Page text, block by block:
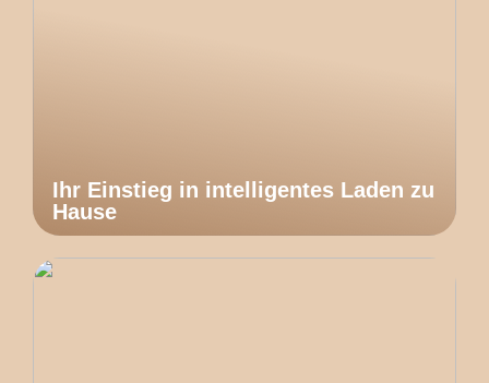
Ihr Einstieg in intelligentes Laden zu
Hause